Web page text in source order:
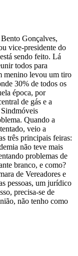
Gonçalves,
vice-presidente do
sendo feito. Lá
todos para
menino levou um tiro
30% de todos os
época, por
de gás e a
Quando a
veio a
três principais feiras:
não teve mais
problemas de
branco, e como?
de Vereadores e
pessoas, um jurídico
precisa-se de
não tenho como